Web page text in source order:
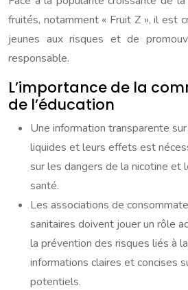
fruités, notamment « Fruit Z », il est
jeunes aux risques et de
responsable.
L’importance de la
de l’éducation
Une information transparente
liquides et leurs effets est
sur les dangers de la nicotine et
santé.
Les associations de
sanitaires doivent jouer un rôle
la prévention des risques liés à
informations claires et concises
potentiels.